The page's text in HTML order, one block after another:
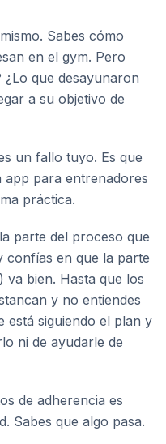
Sabes cómo
en el gym. Pero
que desayunaron
a su objetivo de
un fallo tuyo. Es que
para entrenadores
práctica.
parte del proceso que
confías en que la parte
bien. Hasta que los
y no entiendes
está siguiendo el plan y
ni de ayudarle de
de adherencia es
Sabes que algo pasa.